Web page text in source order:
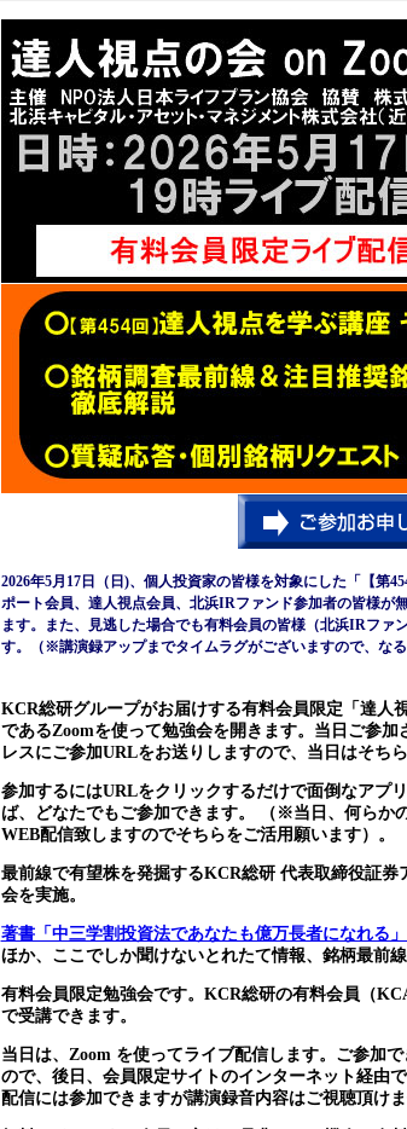
2026年5月17日（日)、個人投資家の皆様を対象にした「【第
ポート会員、達人視点会員、北浜IRファンド参加者の皆様が
ます。また、見逃した場合でも有料会員の皆様（北浜IRファ
す。（※講演録アップまでタイムラグがございますので、な
KCR総研グループがお届けする有料会員限定「達人
であるZoomを使って勉強会を開きます。当日ご参
レスにご参加URLをお送りしますので、当日はそち
参加するにはURLをクリックするだけで面倒なアプ
ば、どなたでもご参加できます。 （※当日、何らか
WEB配信致しますのでそちらをご活用願います）。
最前線で有望株を発掘するKCR総研 代表取締役証
会を実施。
著書「中三学割投資法であなたも億万長者になれる」
ほか、ここでしか聞けないとれたて情報、銘柄最前
有料会員限定勉強会です。KCR総研の有料会員（
で受講できます。
当日は、Zoom を使ってライブ配信します。ご参加
ので、後日、会員限定サイトのインターネット経由
配信には参加できますが講演録音内容はご視聴頂け